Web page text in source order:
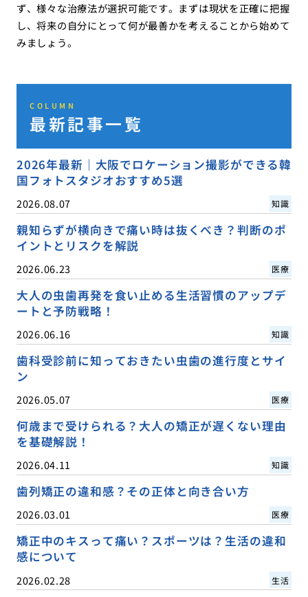
ず、様々な治療法が選択可能です。まずは現状を正確に把握
し、将来の自分にとって何が最善かを考えることから始めて
みましょう。
COLUMN
最新記事一覧
2026年最新｜大阪でロケーション撮影ができる韓
国フォトスタジオおすすめ5選
2026.08.07 知識
親知らずが横向きで痛い時は抜くべき？判断のポ
イントとリスクを解説
2026.06.23 医療
大人の虫歯再発を食い止める生活習慣のアップデ
ートと予防戦略！
2026.06.16 知識
歯科受診前に知っておきたい虫歯の進行度とサイ
ン
2026.05.07 医療
何歳まで受けられる？大人の矯正が遅くない理由
を基礎解説！
2026.04.11 知識
歯列矯正の違和感？その正体と向き合い方
2026.03.01 医療
矯正中のキスって痛い？スポーツは？生活の違和
感について
2026.02.28 生活